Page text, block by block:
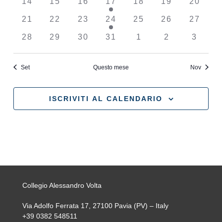
evento
0
21
0
22
0
23
1
evento
24
0
25
0
26
0
27
0
28
0
29
0
30
0
31
0
1
0
2
0
3
Set Questo mese Nov
ISCRIVITI AL CALENDARIO
Collegio Alessandro Volta
Via Adolfo Ferrata 17, 27100 Pavia (PV) – Italy
+39 0382 548511